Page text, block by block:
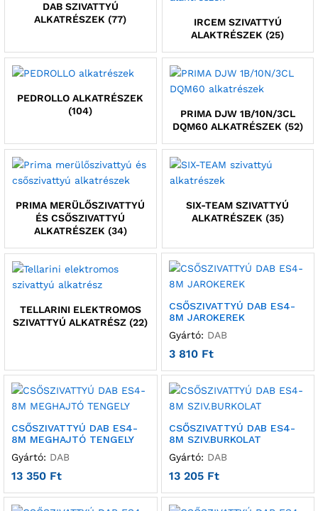
DAB SZIVATTYÚ
ALKATRÉSZEK (77)
IRCEM SZIVATTYÚ
ALAKTRÉSZEK (25)
PEDROLLO ALKATRÉSZEK
(104)
PRIMA DJW 1B/10N/3CL
DQM60 ALKATRÉSZEK (52)
PRIMA MERÜLŐSZIVATTYÚ
ÉS CSŐSZIVATTYÚ
ALKATRÉSZEK (34)
SIX-TEAM SZIVATTYÚ
ALKATRÉSZEK (35)
TELLARINI ELEKTROMOS
SZIVATTYÚ ALKATRÉSZ (22)
CSŐSZIVATTYÚ DAB ES4-
8M JAROKEREK
Gyártó: DAB
3 810 Ft
CSŐSZIVATTYÚ DAB ES4-
8M MEGHAJTÓ TENGELY
Gyártó: DAB
13 350 Ft
CSŐSZIVATTYÚ DAB ES4-
8M SZIV.BURKOLAT
Gyártó: DAB
13 205 Ft